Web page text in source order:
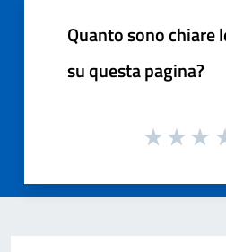
Quanto sono chiare
su questa pagina?